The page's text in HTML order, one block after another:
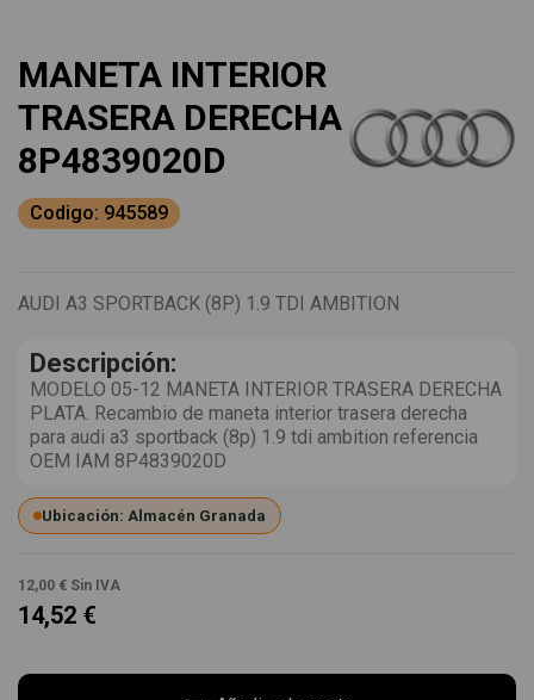
MANETA INTERIOR
TRASERA DERECHA
8P4839020D
Codigo: 945589
AUDI A3 SPORTBACK (8P) 1.9 TDI AMBITION
Descripción:
MODELO 05-12 MANETA INTERIOR TRASERA DERECHA
PLATA. Recambio de maneta interior trasera derecha
para audi a3 sportback (8p) 1.9 tdi ambition referencia
OEM IAM 8P4839020D
Ubicación: Almacén Granada
12,00 € Sin IVA
14,52 €